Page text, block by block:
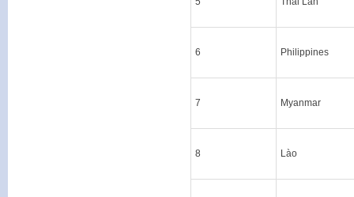
6 Philippines
7 Myanmar
8 Lào